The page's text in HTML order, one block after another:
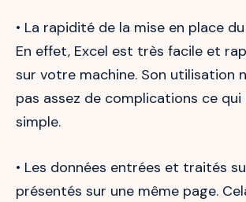
• La rapidité de la mise en place
En effet, Excel est très facile et
sur votre machine. Son utilisation
pas assez de complications ce qui
simple.
• Les données entrées et traités
présentés sur une même page.